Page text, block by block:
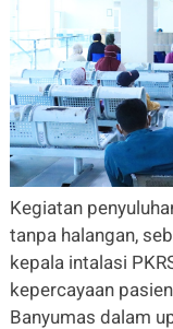
Kegiatan
tanpa halangan,
kepala intalasi
kepercayaan
Banyumas dalam